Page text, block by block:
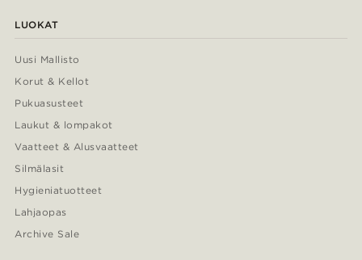
LUOKAT
Uusi Mallisto
Korut & Kellot
Pukuasusteet
Laukut & lompakot
Vaatteet & Alusvaatteet
Silmälasit
Hygieniatuotteet
Lahjaopas
Archive Sale